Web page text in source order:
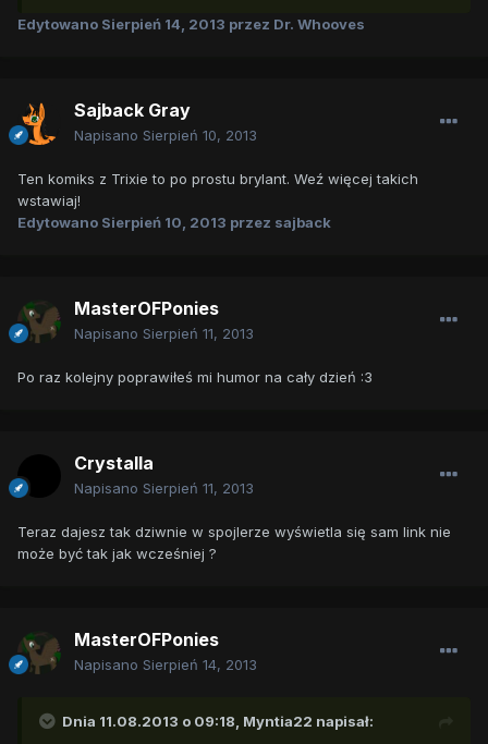
Edytowano Sierpień 14, 2013 przez Dr. Whooves
Sajback Gray
Napisano Sierpień 10, 2013
Ten komiks z Trixie to po prostu brylant. Weź więcej takich
wstawiaj!
Edytowano Sierpień 10, 2013 przez sajback
MasterOFPonies
Napisano Sierpień 11, 2013
Po raz kolejny poprawiłeś mi humor na cały dzień :3
Crystalla
Napisano Sierpień 11, 2013
Teraz dajesz tak dziwnie w spojlerze wyświetla się sam link nie
może być tak jak wcześniej ?
MasterOFPonies
Napisano Sierpień 14, 2013
Dnia 11.08.2013 o 09:18, Myntia22 napisał: